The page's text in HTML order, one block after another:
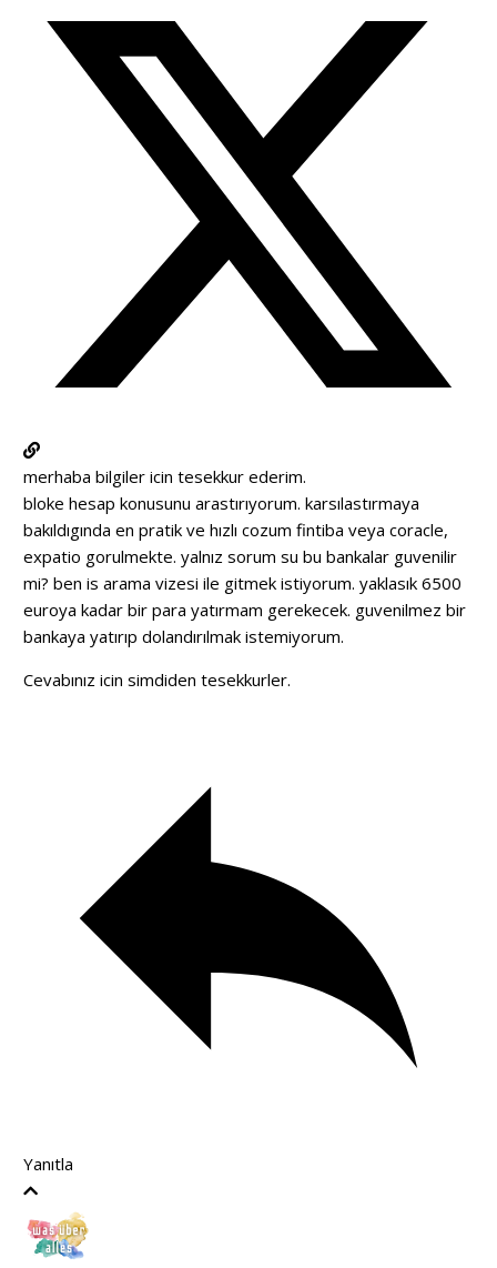
merhaba bilgiler icin tesekkur ederim.
bloke hesap konusunu arastırıyorum. karsılastırmaya
bakıldıgında en pratik ve hızlı cozum fintiba veya coracle,
expatio gorulmekte. yalnız sorum su bu bankalar guvenilir
mi? ben is arama vizesi ile gitmek istiyorum. yaklasık 6500
euroya kadar bir para yatırmam gerekecek. guvenilmez bir
bankaya yatırıp dolandırılmak istemiyorum.
Cevabınız icin simdiden tesekkurler.
Yanıtla